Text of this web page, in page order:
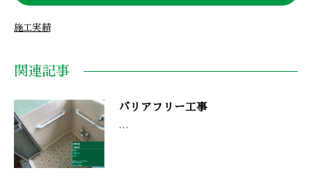
施工実績
関連記事
バリアフリー工事
…